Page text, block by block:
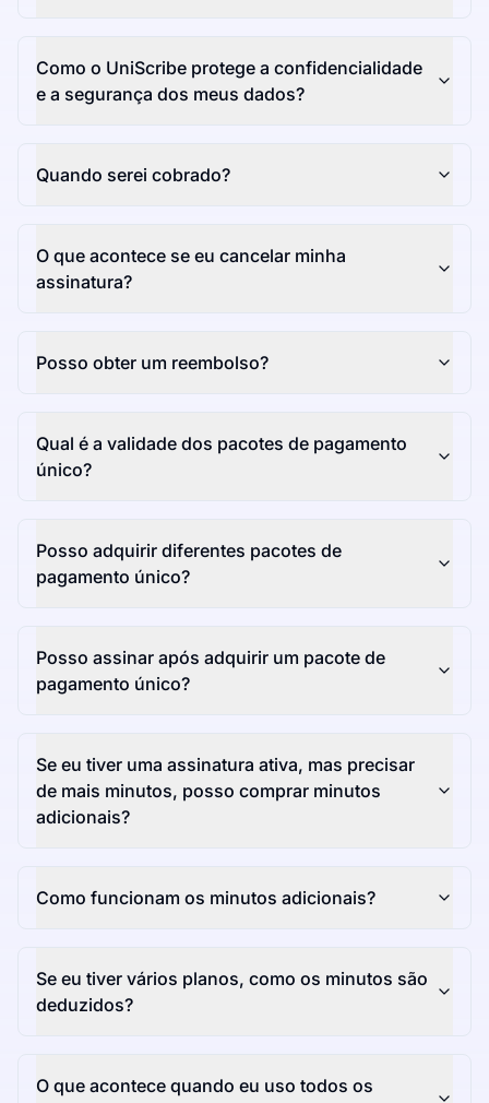
Como o UniScribe protege a confidencialidade
e a segurança dos meus dados?
Quando serei cobrado?
O que acontece se eu cancelar minha
assinatura?
Posso obter um reembolso?
Qual é a validade dos pacotes de pagamento
único?
Posso adquirir diferentes pacotes de
pagamento único?
Posso assinar após adquirir um pacote de
pagamento único?
Se eu tiver uma assinatura ativa, mas precisar
de mais minutos, posso comprar minutos
adicionais?
Como funcionam os minutos adicionais?
Se eu tiver vários planos, como os minutos são
deduzidos?
O que acontece quando eu uso todos os